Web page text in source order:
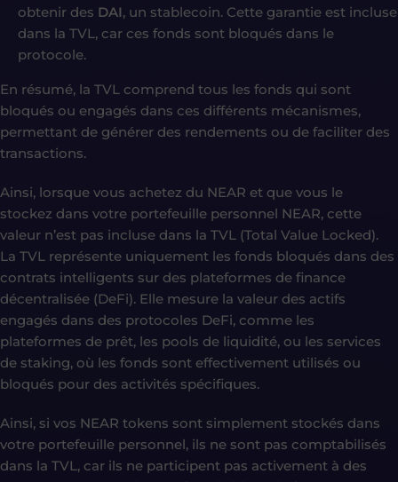
obtenir des DAI, un stablecoin. Cette garantie est incluse
dans la TVL, car ces fonds sont bloqués dans le
protocole.
En résumé, la TVL comprend tous les fonds qui sont
bloqués ou engagés dans ces différents mécanismes,
permettant de générer des rendements ou de faciliter des
transactions.
Ainsi, lorsque vous achetez du NEAR et que vous le
stockez dans votre portefeuille personnel NEAR, cette
valeur n’est pas incluse dans la TVL (Total Value Locked).
La TVL représente uniquement les fonds bloqués dans des
contrats intelligents sur des plateformes de finance
décentralisée (DeFi). Elle mesure la valeur des actifs
engagés dans des protocoles DeFi, comme les
plateformes de prêt, les pools de liquidité, ou les services
de staking, où les fonds sont effectivement utilisés ou
bloqués pour des activités spécifiques.
Ainsi, si vos NEAR tokens sont simplement stockés dans
votre portefeuille personnel, ils ne sont pas comptabilisés
dans la TVL, car ils ne participent pas activement à des